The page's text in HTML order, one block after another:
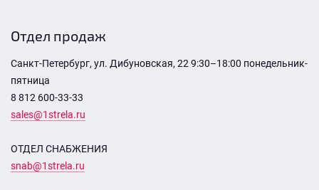
Отдел продаж
Санкт-Петербург, ул. Дибуновская, 22 9:30–18:00 понедельник-
пятница
8 812 600-33-33
sales@1strela.ru
ОТДЕЛ СНАБЖЕНИЯ
snab@1strela.ru